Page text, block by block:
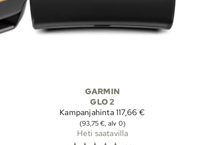
GARMIN
GLO 2
Kampanjahinta117,66 €
(93,75 €, alv 0)
Heti saatavilla